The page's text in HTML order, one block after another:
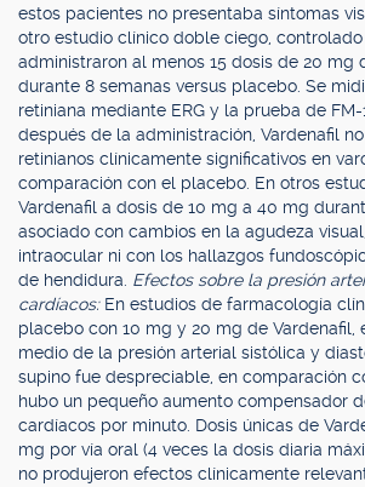
estos pacientes no presentaba síntomas
otro estudio clínico doble ciego,
administraron al menos 15 dosis de 20 mg
durante 8 semanas versus placebo. Se
retiniana mediante ERG y la prueba de
después de la administración, Vardenafil
retinianos clínicamente significativos en
comparación con el placebo. En otros
Vardenafil a dosis de 10 mg a 40 mg
asociado con cambios en la agudeza
intraocular ni con los hallazgos
de hendidura. Efectos sobre la presión
cardíacos: En estudios de farmacología
placebo con 10 mg y 20 mg de Vardenafil,
medio de la presión arterial sistólica y
supino fue despreciable, en comparación
hubo un pequeño aumento compensador
cardíacos por minuto. Dosis únicas de
mg por vía oral (4 veces la dosis diaria
no produjeron efectos clínicamente